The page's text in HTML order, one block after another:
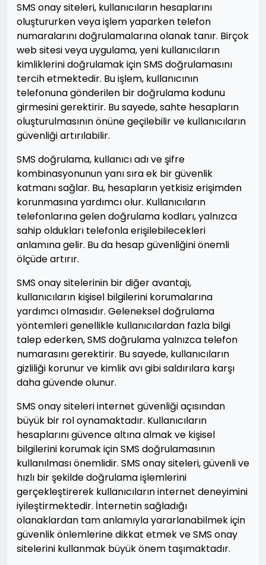
SMS onay siteleri, kullanıcıların hesaplarını
oluştururken veya işlem yaparken telefon
numaralarını doğrulamalarına olanak tanır. Birçok
web sitesi veya uygulama, yeni kullanıcıların
kimliklerini doğrulamak için SMS doğrulamasını
tercih etmektedir. Bu işlem, kullanıcının
telefonuna gönderilen bir doğrulama kodunu
girmesini gerektirir. Bu sayede, sahte hesapların
oluşturulmasının önüne geçilebilir ve kullanıcıların
güvenliği artırılabilir.
SMS doğrulama, kullanıcı adı ve şifre
kombinasyonunun yanı sıra ek bir güvenlik
katmanı sağlar. Bu, hesapların yetkisiz erişimden
korunmasına yardımcı olur. Kullanıcıların
telefonlarına gelen doğrulama kodları, yalnızca
sahip oldukları telefonla erişilebilecekleri
anlamına gelir. Bu da hesap güvenliğini önemli
ölçüde artırır.
SMS onay sitelerinin bir diğer avantajı,
kullanıcıların kişisel bilgilerini korumalarına
yardımcı olmasıdır. Geleneksel doğrulama
yöntemleri genellikle kullanıcılardan fazla bilgi
talep ederken, SMS doğrulama yalnızca telefon
numarasını gerektirir. Bu sayede, kullanıcıların
gizliliği korunur ve kimlik avı gibi saldırılara karşı
daha güvende olunur.
SMS onay siteleri internet güvenliği açısından
büyük bir rol oynamaktadır. Kullanıcıların
hesaplarını güvence altına almak ve kişisel
bilgilerini korumak için SMS doğrulamasının
kullanılması önemlidir. SMS onay siteleri, güvenli ve
hızlı bir şekilde doğrulama işlemlerini
gerçekleştirerek kullanıcıların internet deneyimini
iyileştirmektedir. İnternetin sağladığı
olanaklardan tam anlamıyla yararlanabilmek için
güvenlik önlemlerine dikkat etmek ve SMS onay
sitelerini kullanmak büyük önem taşımaktadır.